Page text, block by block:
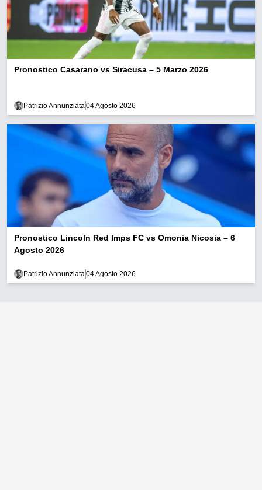
Pronostico Casarano vs Siracusa – 5 Marzo 2026
Patrizio Annunziata04 Agosto 2026
Pronostico Lincoln Red Imps FC vs Omonia Nicosia – 6
Agosto 2026
Patrizio Annunziata04 Agosto 2026